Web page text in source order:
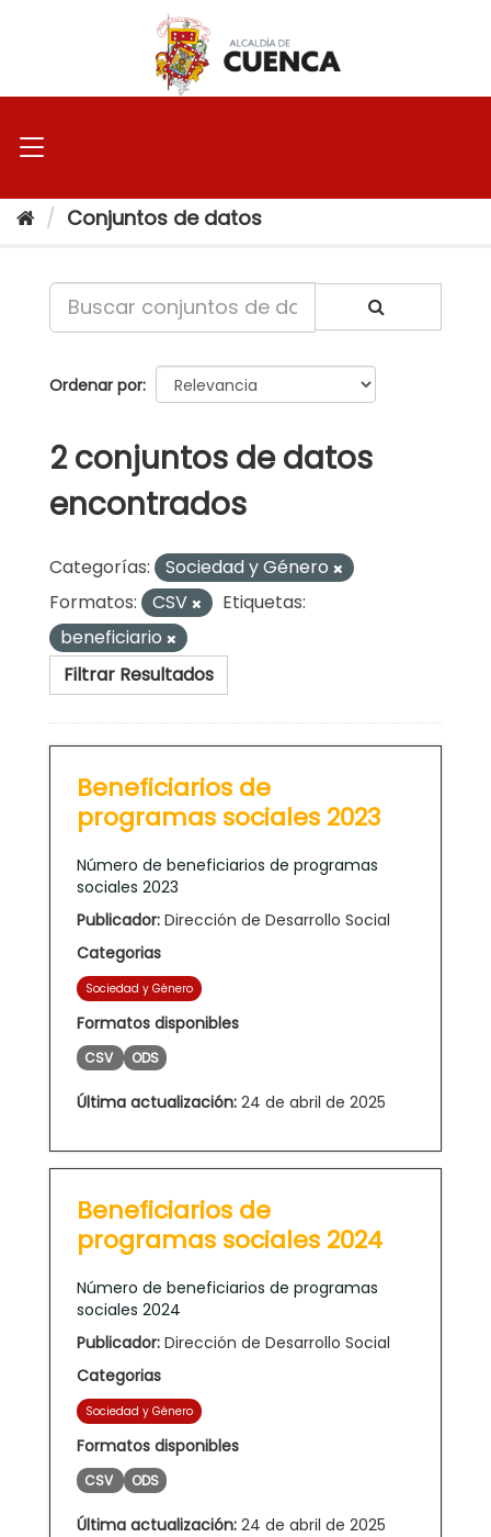
Conjuntos de datos
Ordenar por
2 conjuntos de datos
encontrados
Categorías:
Sociedad y Género
Formatos:
CSV
Etiquetas:
beneficiario
Filtrar Resultados
Beneficiarios de
programas sociales 2023
Número de beneficiarios de programas
sociales 2023
Publicador: Dirección de Desarrollo Social
Categorias
Sociedad y Género
Formatos disponibles
CSV ODS
Última actualización: 24 de abril de 2025
Beneficiarios de
programas sociales 2024
Número de beneficiarios de programas
sociales 2024
Publicador: Dirección de Desarrollo Social
Categorias
Sociedad y Género
Formatos disponibles
CSV ODS
Última actualización: 24 de abril de 2025